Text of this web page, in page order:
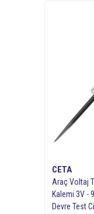
CETA
Araç Voltaj
Kalemi 3V -
Devre Test